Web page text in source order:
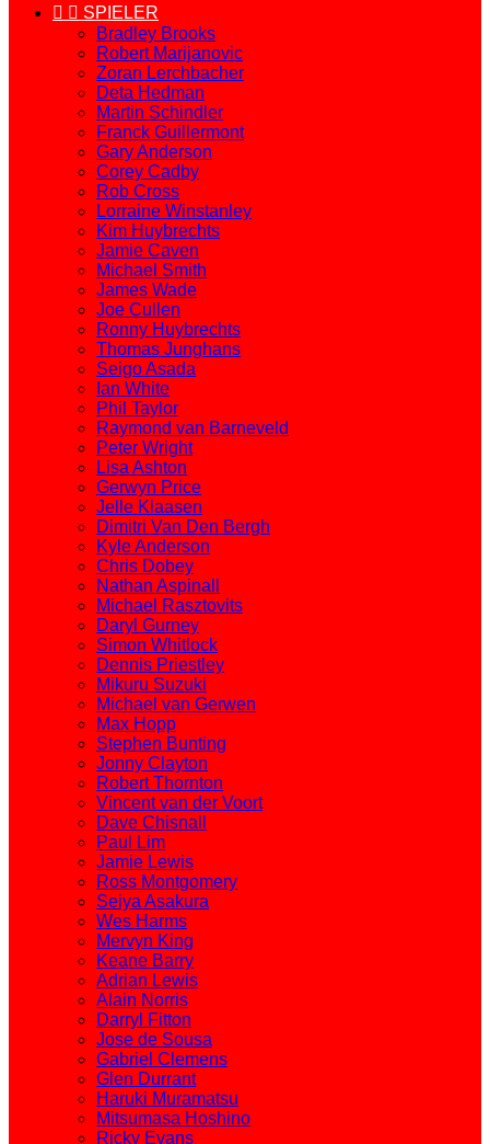
  SPIELER
Bradley Brooks
Robert Marijanovic
Zoran Lerchbacher
Deta Hedman
Martin Schindler
Franck Guillermont
Gary Anderson
Corey Cadby
Rob Cross
Lorraine Winstanley
Kim Huybrechts
Jamie Caven
Michael Smith
James Wade
Joe Cullen
Ronny Huybrechts
Thomas Junghans
Seigo Asada
Ian White
Phil Taylor
Raymond van Barneveld
Peter Wright
Lisa Ashton
Gerwyn Price
Jelle Klaasen
Dimitri Van Den Bergh
Kyle Anderson
Chris Dobey
Nathan Aspinall
Michael Rasztovits
Daryl Gurney
Simon Whitlock
Dennis Priestley
Mikuru Suzuki
Michael van Gerwen
Max Hopp
Stephen Bunting
Jonny Clayton
Robert Thornton
Vincent van der Voort
Dave Chisnall
Paul Lim
Jamie Lewis
Ross Montgomery
Seiya Asakura
Wes Harms
Mervyn King
Keane Barry
Adrian Lewis
Alain Norris
Darryl Fitton
Jose de Sousa
Gabriel Clemens
Glen Durrant
Haruki Muramatsu
Mitsumasa Hoshino
Ricky Evans